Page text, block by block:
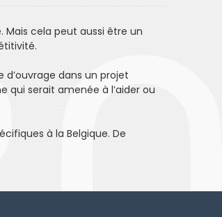
cela peut aussi être un
dans un projet
qui serait amenée à l’aider ou
à la Belgique. De